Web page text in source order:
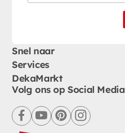
Snel naar
Services
DekaMarkt
Volg ons op Social Media
facebookyoutubepinterestinstagram